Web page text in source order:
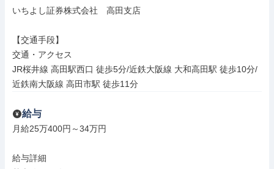
いちよし証券株式会社　高田支店
【交通手段】
交通・アクセス
JR桜井線 高田駅西口 徒歩5分/近鉄大阪線 大和高田駅 徒歩10分/
近鉄南大阪線 高田市駅 徒歩11分
給与
月給25万400円～34万円
給与詳細